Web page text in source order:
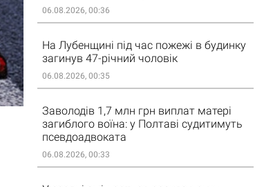
06.08.2026, 00:36
На Лубенщині під час пожежі в будинку
загинув 47-річний чоловік
06.08.2026, 00:35
Заволодів 1,7 млн грн виплат матері
загиблого воїна: у Полтаві судитимуть
псевдоадвоката
06.08.2026, 00:33